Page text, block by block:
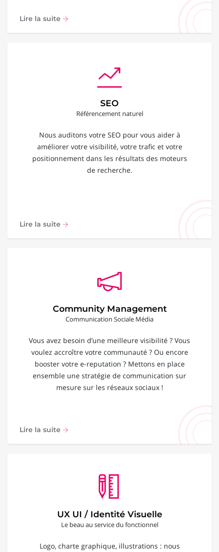
Lire la suite
SEO
Référencement naturel
Nous auditons votre SEO pour vous aider à
améliorer votre visibilité, votre trafic et votre
positionnement dans les résultats des moteurs
de recherche.
Lire la suite
Community Management
Communication Sociale Média
Vous avez besoin d’une meilleure visibilité ? Vous
voulez accroître votre communauté ? Ou encore
booster votre e-reputation ? Mettons en place
ensemble une stratégie de communication sur
mesure sur les réseaux sociaux !
Lire la suite
UX UI / Identité Visuelle
Le beau au service du fonctionnel
Logo, charte graphique, illustrations : nous